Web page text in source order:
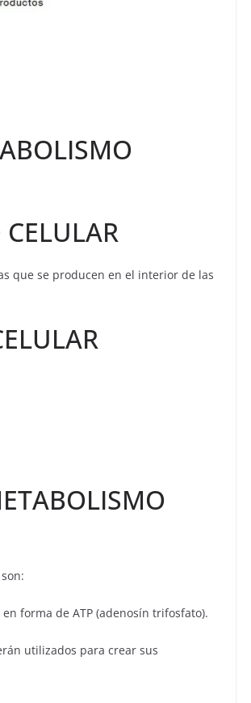
que se producen en el interior de las
forma de ATP (adenosín trifosfato).
utilizados para crear sus